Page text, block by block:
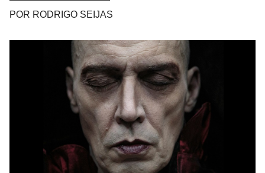
POR RODRIGO SEIJAS